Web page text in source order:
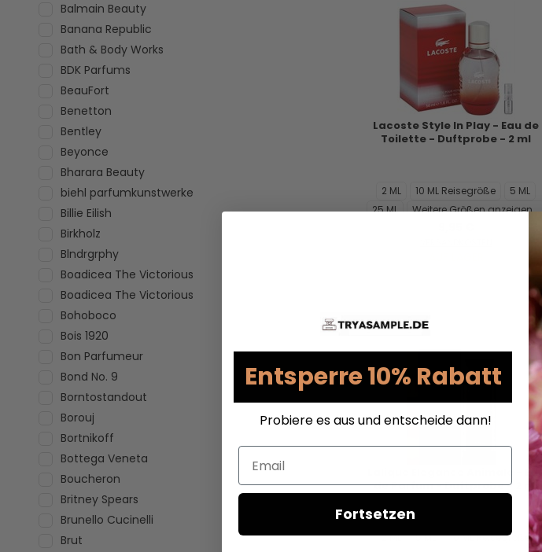
Balmain Beauty
Banana Republic
Bath & Body Works
BDK Parfums
BeauFort
Benetton
Bentley
Beyonce
Bharara Beauty
biehl parfumkunstwerke
Billie Eilish
Birkholz
Blndrgrphy
Boadicea The Victorious
Boadicea The Victorious
Bohoboco
Bois 1920
Bon Parfumeur
Bond No. 9
Borntostandout
Borouj
Bortnikoff
Bottega Veneta
Boucheron
Britney Spears
Brunello Cucinelli
Brut
Lacoste Style In Play - Eau de
Toilette - Duftprobe - 2 ml
2 ML 10 ML Reisegröße
5 ML
25 ML
Weitere Größen anzeigen...
de Parfum - Duftprobe - 2 ml
2 ML 5 ML
10 ML Reisegröße
Entsperre 10% Rabatt
Probiere es aus und entscheide dann!
Email
Fortsetzen